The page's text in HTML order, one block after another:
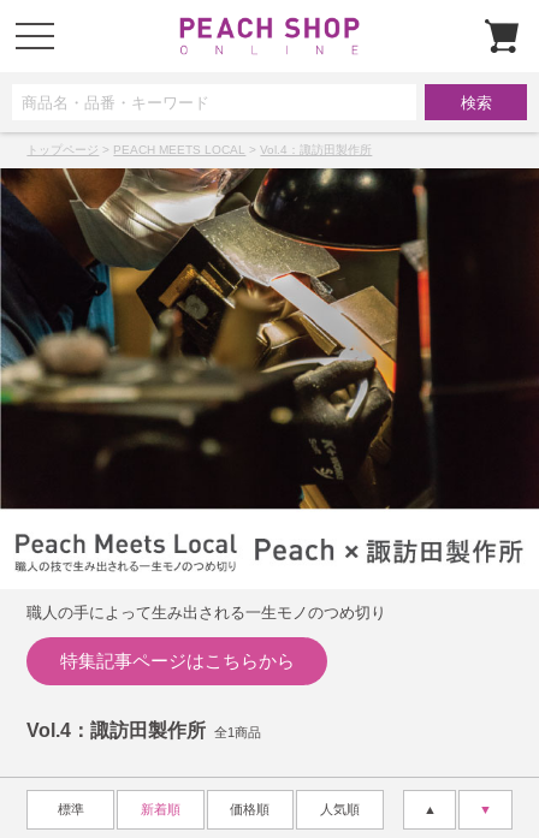
t
o
a
i
g
a
トップページ > PEACH MEETS LOCAL >Vol.4：諏訪田製作所
職人の手によって生み出される一生モノのつめ切り
特集記事ページはこちらから
Vol.4：諏訪田製作所 全1商品
標準 新着順 価格順 人気順 ▼
▲